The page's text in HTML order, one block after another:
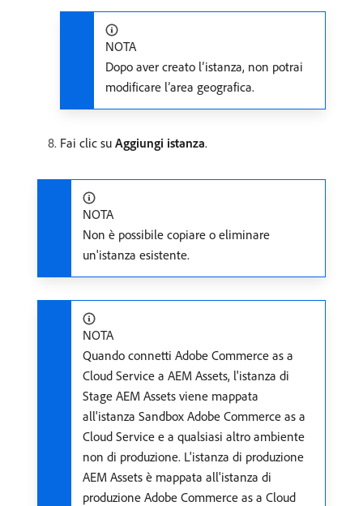
NOTA
Dopo aver creato l’istanza, non potrai
modificare l’area geografica.
Fai clic su Aggiungi istanza.
NOTA
Non è possibile copiare o eliminare
un'istanza esistente.
NOTA
Quando connetti Adobe Commerce as a
Cloud Service a AEM Assets, l'istanza di
Stage AEM Assets viene mappata
all'istanza Sandbox Adobe Commerce as a
Cloud Service e a qualsiasi altro ambiente
non di produzione. L'istanza di produzione
AEM Assets è mappata all'istanza di
produzione Adobe Commerce as a Cloud